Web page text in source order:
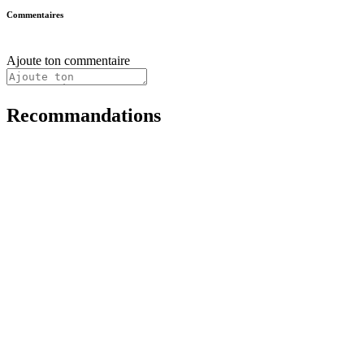
Commentaires
Ajoute ton commentaire
Recommandations